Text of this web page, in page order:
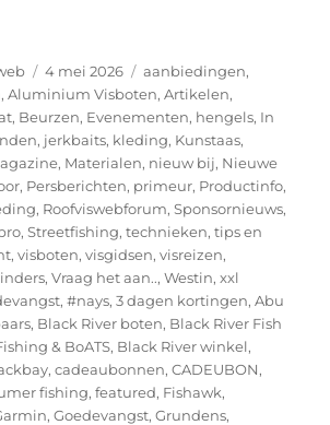
Preseason Market bij Black River
Geplaatst
op
4 mei 2026 Categorieën
aanbiedingen,
,Aluminium Visboten,Artikelen,
, Beurzen, Evenementen, hengels, In
, jerkbaits, kleding, Kunstaas,
, Materialen, nieuw bij, Nieuwe
, Persberichten, primeur, Productinfo,
, Roofviswebforum,Sponsornieuws,
,Streetfishing,technieken,tips en
,visboten,visgidsen,visreizen,
,Vraag het aan..,Westin,xxl
,#nays,3 dagen kortingen,Abu
, Black River boten, Black River Fish
& BoATS, Black River winkel,
,cadeaubonnen,CADEUBON,
fishing,featured, Fishawk,
,Goedevangst,Grundens,